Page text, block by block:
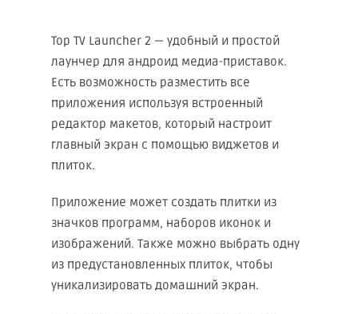
Top TV Launcher 2 — удобный и простой
лаунчер для андроид медиа-приставок.
Есть возможность разместить все
приложения используя встроенный
редактор макетов, который настроит
главный экран с помощью виджетов и
плиток.
Приложение может создать плитки из
значков программ, наборов иконок и
изображений. Также можно выбрать одну
из предустановленных плиток, чтобы
уникализировать домашний экран.